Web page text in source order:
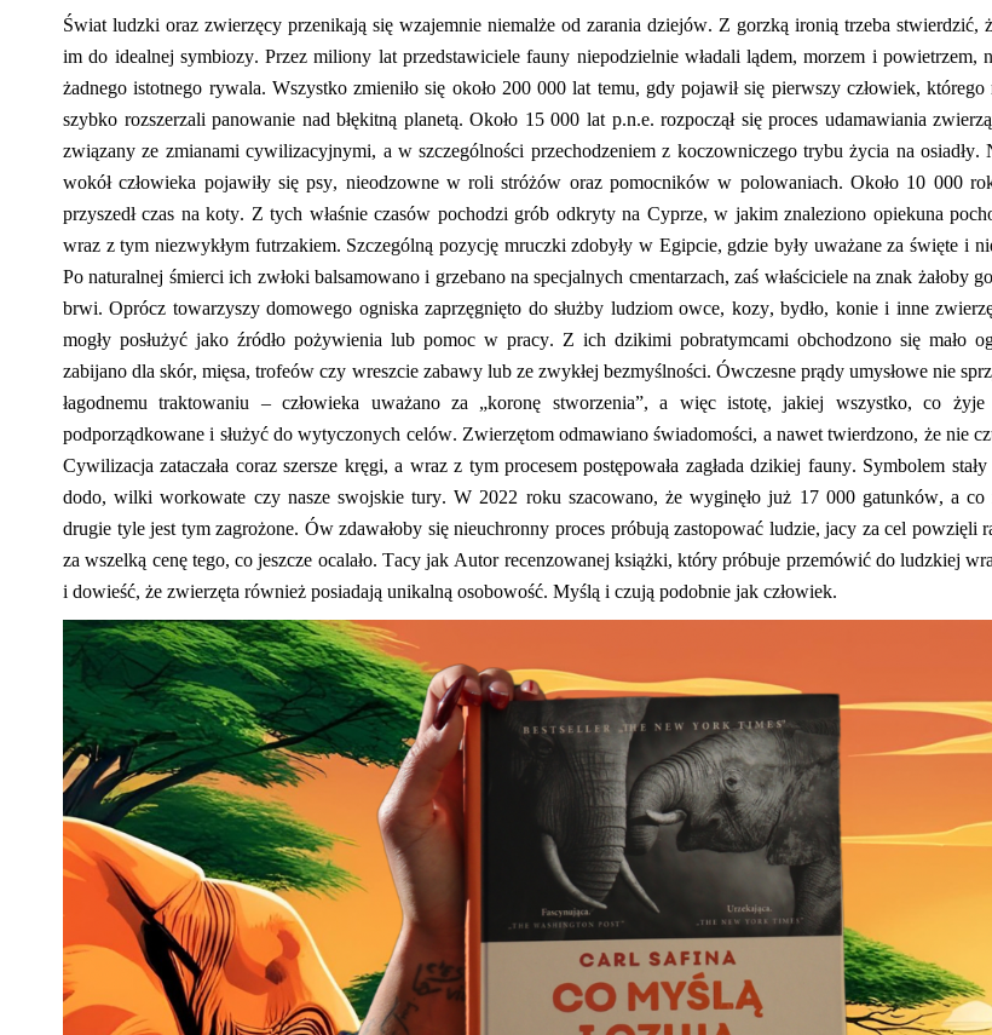
Świat ludzki oraz zwierzęcy przenikają się wzajemnie niemalże od zarania dziejów. Z gorzką ironią trzeba stwierdzić,
im do idealnej symbiozy. Przez miliony lat przedstawiciele fauny niepodzielnie władali lądem, morzem i powietrzem,
żadnego istotnego rywala. Wszystko zmieniło się około 200 000 lat temu, gdy pojawił się pierwszy człowiek, którego
szybko rozszerzali panowanie nad błękitną planetą. Około 15 000 lat p.n.e. rozpoczął się proces udamawiania
związany ze zmianami cywilizacyjnymi, a w szczególności przechodzeniem z koczowniczego trybu życia na osiadły.
wokół człowieka pojawiły się psy, nieodzowne w roli stróżów oraz pomocników w polowaniach. Około 10 000
przyszedł czas na koty. Z tych właśnie czasów pochodzi grób odkryty na Cyprze, w jakim znaleziono opiekuna
wraz z tym niezwykłym futrzakiem. Szczególną pozycję mruczkizdobyły w Egipcie, gdziebyły uważane za święte i
Po naturalnej śmierci ich zwłoki balsamowanoi grzebanona specjalnych cmentarzach, zaś właściciele na znak żałoby
brwi. Oprócz towarzyszy domowego ogniska zaprzęgnięto dosłużby ludziomowce, kozy, bydło, konie i inne
mogły posłużyć jako źródło pożywienia lub pomoc w pracy. Z ich dzikimi pobratymcami obchodzono się mało
zabijano dla skór, mięsa, trofeów czy wreszcie zabawy lub ze zwykłej bezmyślności. Ówczesne prądy umysłowe nie
łagodnemu traktowaniu
– człowieka uważano za „koronę stworzenia”, a więc istotę,jakiej wszystko, co żyje
podporządkowane i służyć do wytyczonych celów. Zwierzętomodmawiano świadomości, a nawet twierdzono, że nie
Cywilizacja zataczała coraz szersze kręgi, a wraz z tym procesem postępowała zagłada dzikiej fauny. Symbolem
dodo, wilkiworkowate czy nasze swojskie tury. W 2022 roku szacowano, że wyginęło już 17 000 gatunków, a co
drugie tyle jest tym zagrożone. Ów zdawałoby się nieuchronny proces próbują zastopować ludzie, jacy za cel powzięli
za wszelką cenę tego, co jeszcze ocalało. Tacy jak Autor recenzowanej książki, który próbuje przemówić do ludzkiej
i dowieść, że zwierzęta również posiadają unikalną osobowość. Myślą i czują podobnie jak człowiek.